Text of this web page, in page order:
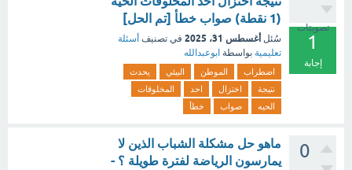
تصويتات
1
إجابة
(1 نقطة) صواب خطأ [تم الحل]
سُئل أغسطس 31، 2025 في تصنيف أسئلة
تعليمية بواسطة ابوعبدالله
اضطراب الموطن البيئي
يحدث
نتيجة
اختزال احد
المخلوقات
الحيه
صواب خطأ
0
ماهو حل مشكلة الشباب الذين لا
يمارسون الرياضة لفترة طويلة ؟ -